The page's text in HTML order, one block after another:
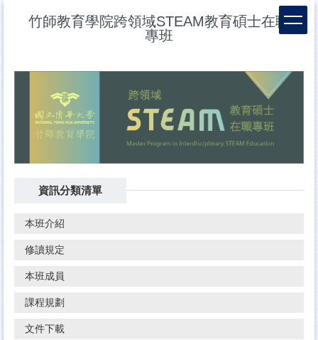
內
竹師教育學院跨領域STEAM教育碩士在職
專班
資訊分類清單
本班介紹
修讀規定
本班成員
課程規劃
文件下載